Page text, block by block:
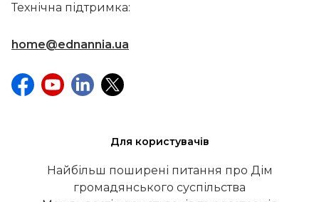
Технічна підтримка:
home@ednannia.ua
Для користувачів
Найбільш поширені питання про Дім
громадянського суспільства